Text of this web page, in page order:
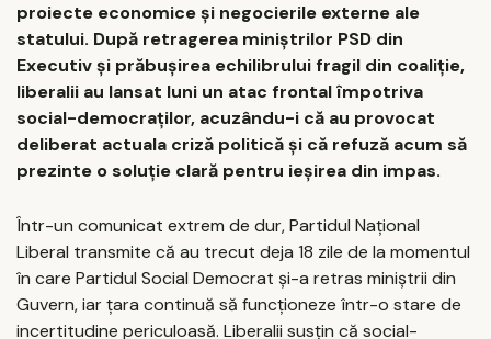
proiecte economice și negocierile externe ale
statului. După retragerea miniștrilor PSD din
Executiv și prăbușirea echilibrului fragil din coaliție,
liberalii au lansat luni un atac frontal împotriva
social-democraților, acuzându-i că au provocat
deliberat actuala criză politică și că refuză acum să
prezinte o soluție clară pentru ieșirea din impas.
Într-un comunicat extrem de dur, Partidul Național
Liberal transmite că au trecut deja 18 zile de la momentul
în care Partidul Social Democrat și-a retras miniștrii din
Guvern, iar țara continuă să funcționeze într-o stare de
incertitudine periculoasă. Liberalii susțin că social-